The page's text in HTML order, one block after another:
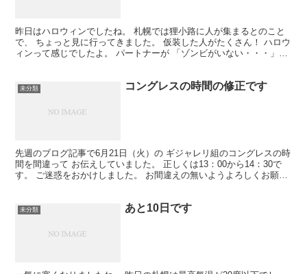
昨日はハロウィンでしたね。 札幌では狸小路に人が集まるとのこと
で、 ちょっと見に行ってきました。 仮装した人がたくさん！ ハロウ
ィンって感じでしたよ。 パートナーが 「ゾンビがいない・・・」
未分類 コングレスの時間の修正です
先週のブログ記事で6月21日（火）の ギジャレリ組のコングレスの時
間を間違って お伝えしていました。 正しくは13：00から14：30で
す。 ご迷惑をおかけしました。 お間違えの無いようよろしくお願い
未分類 あと10日です